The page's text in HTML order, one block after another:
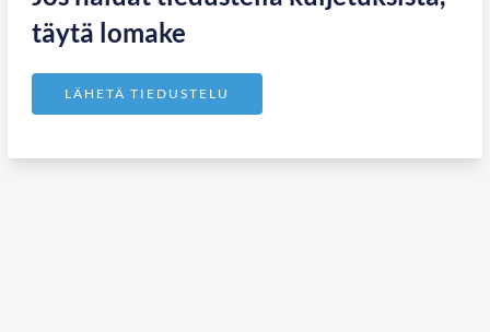
täytä lomake
LÄHETÄ TIEDUSTELU